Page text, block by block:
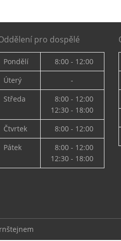
pro dospělé
Pondělí
8:00 - 12:00
Úterý
-
Středa
8:00 - 12:00
12:30 - 18:00
Čtvrtek
8:00 - 12:00
Pátek
8:00 - 12:00
12:30 - 18:00